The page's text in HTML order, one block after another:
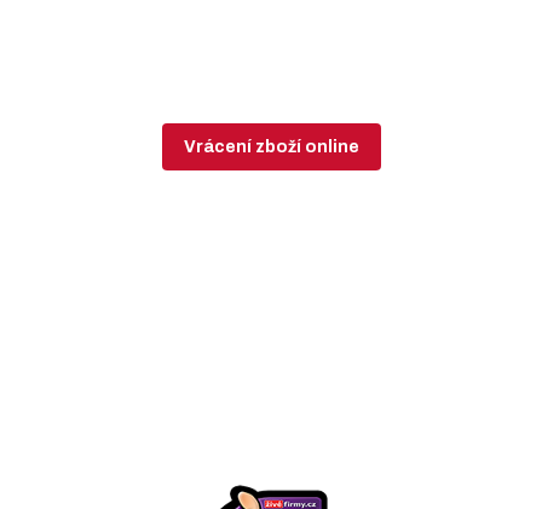
Vrácení zboží online